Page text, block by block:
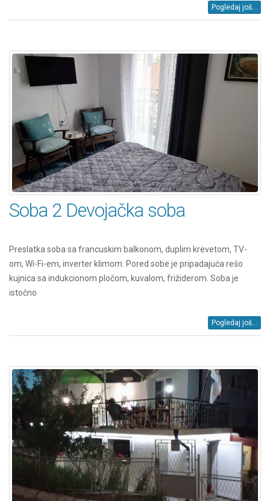
Pogledaj još...
Soba 2 Devojačka soba
Preslatka soba sa francuskim balkonom, duplim krevetom, TV-
om, Wi-Fi-em, inverter klimom. Pored sobe je pripadajuća rešo
kujnica sa indukcionom pločom, kuvalom, frižiderom. Soba je
istočno
Pogledaj još...